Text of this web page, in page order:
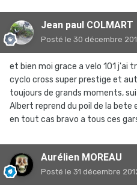
Jean paul COLMART
Posté le 30 décembre
et bien moi grace a velo 101 j'ai
cyclo cross super prestige et
toujours de grands moments,
Albert reprend du poil de la
en tout cas bravo a tous ces
Aurélien MOREAU
Posté le 31 décembre